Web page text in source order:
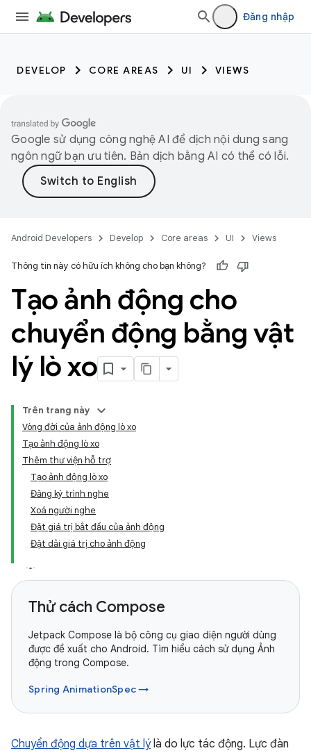
Đăng nhập
DEVELOP CORE AREAS UI VIEWS
Google sử dụng công nghệ AI để dịch nội dung sang
ngôn ngữ bạn ưu tiên. Bản dịch bằng AI có thể có lỗi.
Android Developers Develop Core areas UI Views
Thông tin này có hữu ích không cho bạn không?
Tạo ảnh động cho
chuyển động bằng vật
lý lò xo
Trên trang này
Vòng đời của ảnh động lò xo
Tạo ảnh động lò xo
Thêm thư viện hỗ trợ
Tạo ảnh động lò xo
Đăng ký trình nghe
Xoá người nghe
Đặt giá trị bắt đầu của ảnh động
Đặt dải giá trị cho ảnh động
Thử cách Compose
Jetpack Compose là bộ công cụ giao diện người dùng
được đề xuất cho Android. Tìm hiểu cách sử dụng Ảnh
động trong Compose.
Spring AnimationSpec →
Chuyển động dựa trên vật lýlà do lực tác động. Lực đàn